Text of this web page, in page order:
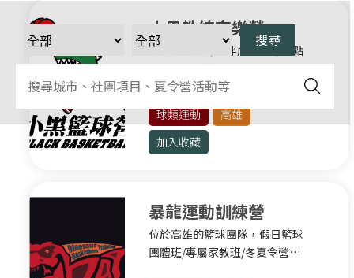
新北
球類運動
新北其他運動
球類運動
小黑教練育樂營
高雄專業教練陪伴成長用汗水點
燃熱情、用笑容累積自信！小黑
教練籃球營秉持「快樂打籃球、
健康成長」的理念，針對兒童與
青少年階段設計多元課程，強化
基礎技巧、提升團隊合作力，讓
每個孩子在球場上都能茁壯成
球類運動
高雄
加入收藏
暴龍運動訓練營
位於高雄的籃球團隊，假日籃球
團體班/專屬家教班/冬夏令營